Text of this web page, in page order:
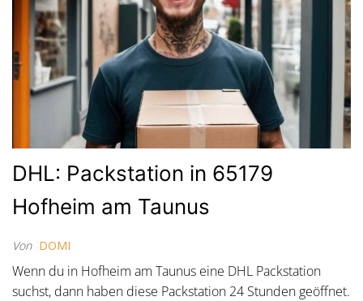
DHL: Packstation in 65179
Hofheim am Taunus
Von DOMI
Wenn du in Hofheim am Taunus eine DHL Packstation
suchst, dann haben diese Packstation 24 Stunden geöffnet.